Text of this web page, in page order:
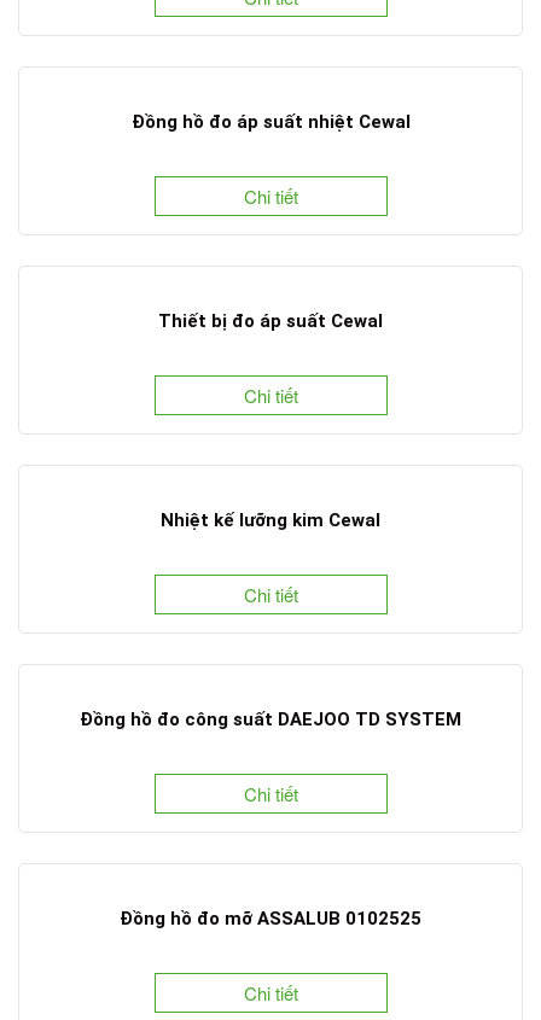
Đồng hồ đo áp suất nhiệt Cewal
Chi tiết
Thiết bị đo áp suất Cewal
Chi tiết
Nhiệt kế lưỡng kim Cewal
Chi tiết
Đồng hồ đo công suất DAEJOO TD SYSTEM
Chi tiết
Đồng hồ đo mỡ ASSALUB 0102525
Chi tiết